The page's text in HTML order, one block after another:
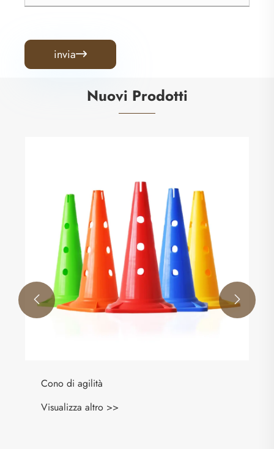
invia
Nuovi Prodotti
di agilità
altro >>
 